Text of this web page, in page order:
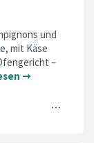
und
mit Käse
–
➞